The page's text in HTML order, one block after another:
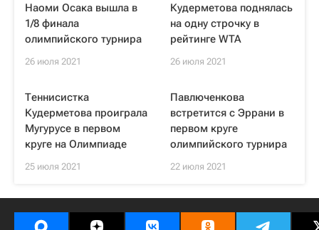
Наоми Осака вышла в
1/8 финала
олимпийского турнира
26 июля 2021
Кудерметова поднялась
на одну строчку в
рейтинге WTA
26 июля 2021
Теннисистка
Кудерметова проиграла
Мугурусе в первом
круге на Олимпиаде
25 июля 2021
Павлюченкова
встретится с Эррани в
первом круге
олимпийского турнира
22 июля 2021